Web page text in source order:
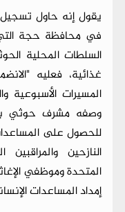
يقول إنه حاول
في محافظة حجة
السلطات المحلية
غذائية، فعليه
المسيرات الأسبوعية
وصفه مشرف حوثي
للحصول على
النازحين والمراقبين
المتحدة وموظفي
إمداد المساعدات